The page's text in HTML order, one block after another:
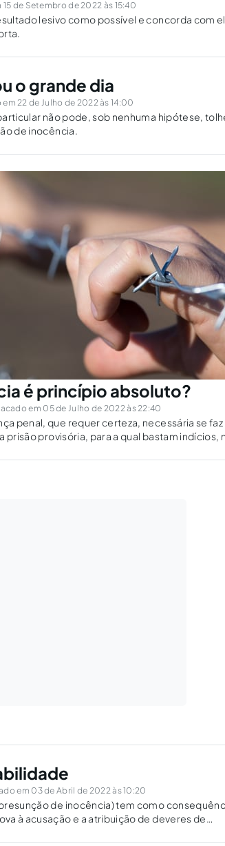
de Setembro de 2022 às 15:40
lesivo como possível e concorda com
o grande dia
22 de Julho de 2022 às 14:00
não pode, sob nenhuma hipótese,
de inocência.
é princípio absoluto?
em 05 de Julho de 2022 às 22:40
penal, que requer certeza, necessária se
para a qual bastam indícios, não há essa
em 03 de Abril de 2022 às 10:20
de inocência) tem como
à acusação e a atribuição de deveres de